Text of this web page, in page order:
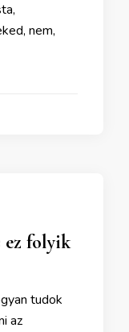
nem,
ez folyik
tudok
az